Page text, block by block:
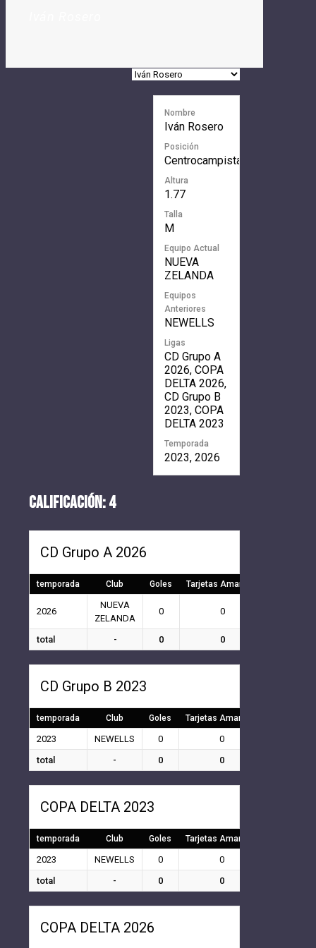
Nombre
Iván Rosero
Posición
Centrocampista
Altura
1.77
Talla
M
Equipo Actual
NUEVA
ZELANDA
Equipos
Anteriores
NEWELLS
Ligas
CD Grupo A
2026, COPA
DELTA 2026,
CD Grupo B
2023, COPA
DELTA 2023
Temporada
2023, 2026
CALIFICACIÓN: 4
CD Grupo A 2026
temporada Club Goles Tarjetas Amarillas
2026
NUEVA
ZELANDA
0 0
total - 0 0
CD Grupo B 2023
temporada Club Goles Tarjetas Amarillas
2023 NEWELLS 0 0
total
- 0 0
COPA DELTA 2023
temporada Club Goles Tarjetas Amarillas
2023 NEWELLS 0 0
total
- 0 0
COPA DELTA 2026